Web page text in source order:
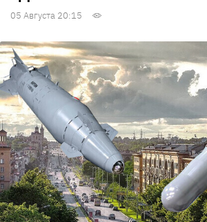
05 Августа 20:15